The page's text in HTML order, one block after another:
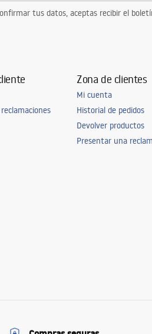
tus datos, aceptas recibir el
Zona de clientes
Mi cuenta
Historial de pedidos
Devolver productos
Presentar una